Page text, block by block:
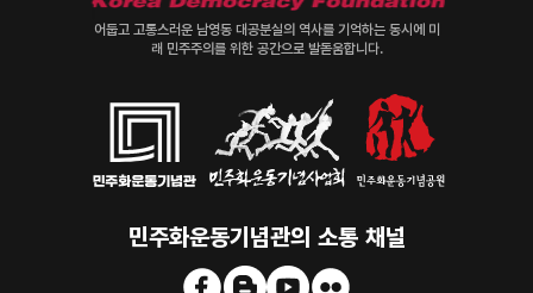
어둡고 고통스러운 남영동 대공분실의 역사를 기억하는 동시에 미
래 민주주의를 위한 공간으로 발돋움합니다.
민주화운동기념관의 소통 채널